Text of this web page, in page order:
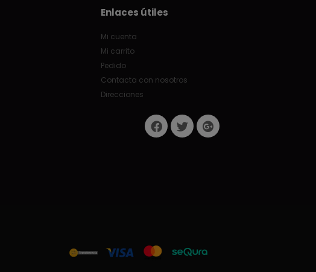
Enlaces útiles
Mi cuenta
Mi carrito
Pedido
Contacta con nosotros
Direcciones